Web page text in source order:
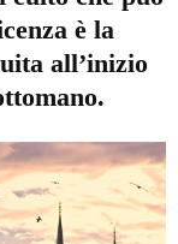
è la
all’inizio